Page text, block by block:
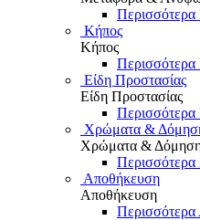
Κήπος
Κήπος
Είδη Προστασίας
Είδη Προστασίας
Περισσότερα
Χρώματα &
Χρώματα &
Αποθήκευση
Αποθήκευση